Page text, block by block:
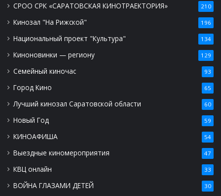
СРОО СРК «САРАТОВСКАЯ КИНОТРАЕКТОРИЯ» 210
Кинозал "На Рижской" 196
Национальный проект "Культура" 134
Киноновинки — региону 129
Семейный киночас 93
Город Кино 65
Лучший кинозал Саратовской области 60
Новый Год 59
КИНОАФИША 54
Выездные киномероприятия 47
КВЦ онлайн 33
ВОЙНА ГЛАЗАМИ ДЕТЕЙ 30